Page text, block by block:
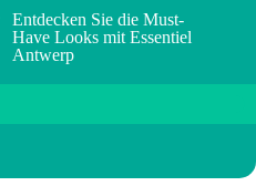
Entdecken Sie die Must-
Have Looks mit Essentiel
Antwerp